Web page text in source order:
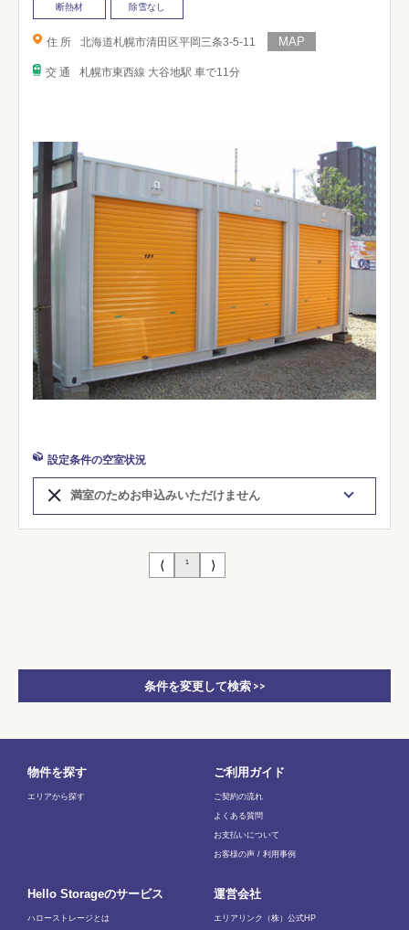
断熱材 除雪なし
住 所 北海道札幌市清田区平岡三条3-5-11
交 通 札幌市東西線 大谷地駅 車で11分
設定条件の空室状況
満室のためお申込みいただけません
⟨ 1 ⟩
条件を変更して検索 >>
物件を探す
エリアから探す
ご利用ガイド
ご契約の流れ
よくある質問
お支払いについて
お客様の声 / 利用事例
Hello Storageのサービス
ハローストレージとは
運営会社
エリアリンク（株）公式HP